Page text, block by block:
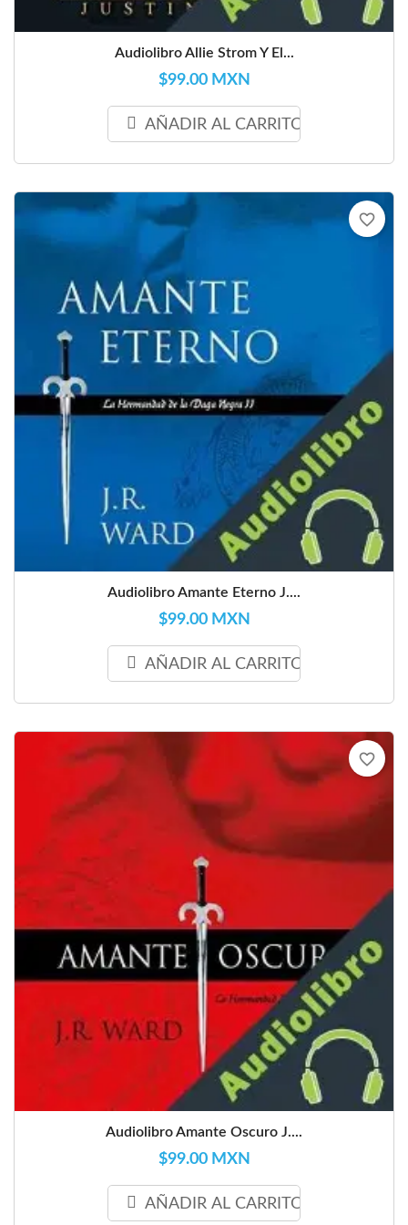
Audiolibro Allie Strom Y El...
$99.00 MXN
AÑADIR AL CARRITO
Audiolibro Amante Eterno J....
$99.00 MXN
AÑADIR AL CARRITO
favorite_border
Audiolibro Amante Oscuro J....
$99.00 MXN
AÑADIR AL CARRITO
favorite_border